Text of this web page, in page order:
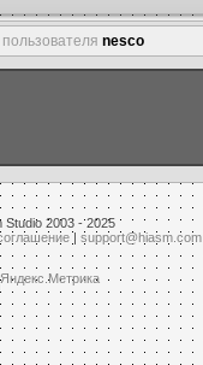
nesco
Studio 2003 - 2025
| support@hiasm.com